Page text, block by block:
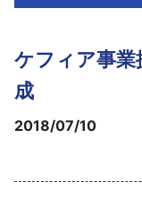
ケフィア事業
成
2018/07/10